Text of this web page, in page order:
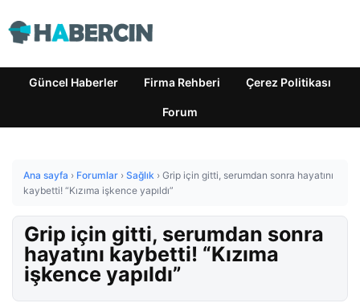
Güncel Haberler Firma Rehberi Çerez Politikası
Forum
Ana sayfa › Forumlar › Sağlık › Grip için gitti, serumdan sonra hayatını
kaybetti! “Kızıma işkence yapıldı”
Grip için gitti, serumdan sonra
hayatını kaybetti! “Kızıma
işkence yapıldı”